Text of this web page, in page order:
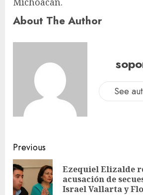
About The Author
See
Previous
Ezequiel Elizalde
acusación de
Israel Vallarta y